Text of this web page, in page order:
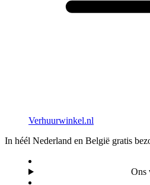
Verhuurwinkel.nl
In héél Nederland en België gratis
Ons